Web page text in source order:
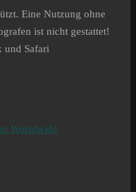
Eine Nutzung ohne
ist nicht gestattet!
und Safari
Worldwide